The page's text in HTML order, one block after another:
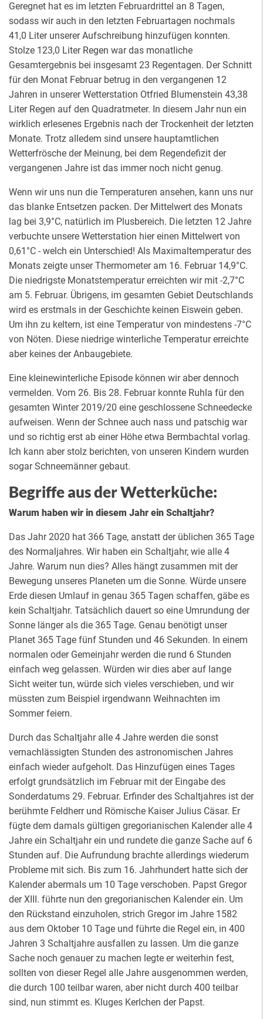
Geregnet hat es im letzten Februardrittel an 8 Tagen,
sodass wir auch in den letzten Februartagen nochmals
41,0 Liter unserer Aufschreibung hinzufügen konnten.
Stolze 123,0 Liter Regen war das monatliche
Gesamtergebnis bei insgesamt 23 Regentagen. Der Schnitt
für den Monat Februar betrug in den vergangenen 12
Jahren in unserer Wetterstation Otfried Blumenstein 43,38
Liter Regen auf den Quadratmeter. In diesem Jahr nun ein
wirklich erlesenes Ergebnis nach der Trockenheit der letzten
Monate. Trotz alledem sind unsere hauptamtlichen
Wetterfrösche der Meinung, bei dem Regendefizit der
vergangenen Jahre ist das immer noch nicht genug.
Wenn wir uns nun die Temperaturen ansehen, kann uns nur
das blanke Entsetzen packen. Der Mittelwert des Monats
lag bei 3,9°C, natürlich im Plusbereich. Die letzten 12 Jahre
verbuchte unsere Wetterstation hier einen Mittelwert von
0,61°C - welch ein Unterschied! Als Maximaltemperatur des
Monats zeigte unser Thermometer am 16. Februar 14,9°C.
Die niedrigste Monatstemperatur erreichten wir mit -2,7°C
am 5. Februar. Übrigens, im gesamten Gebiet Deutschlands
wird es erstmals in der Geschichte keinen Eiswein geben.
Um ihn zu keltern, ist eine Temperatur von mindestens -7°C
von Nöten. Diese niedrige winterliche Temperatur erreichte
aber keines der Anbaugebiete.
Eine kleinewinterliche Episode können wir aber dennoch
vermelden. Vom 26. Bis 28. Februar konnte Ruhla für den
gesamten Winter 2019/20 eine geschlossene Schneedecke
aufweisen. Wenn der Schnee auch nass und patschig war
und so richtig erst ab einer Höhe etwa Bermbachtal vorlag.
Ich kann aber stolz berichten, von unseren Kindern wurden
sogar Schneemänner gebaut.
Begriffe aus der Wetterküche:
Warum haben wir in diesem Jahr ein Schaltjahr?
Das Jahr 2020 hat 366 Tage, anstatt der üblichen 365 Tage
des Normaljahres. Wir haben ein Schaltjahr, wie alle 4
Jahre. Warum nun dies? Alles hängt zusammen mit der
Bewegung unseres Planeten um die Sonne. Würde unsere
Erde diesen Umlauf in genau 365 Tagen schaffen, gäbe es
kein Schaltjahr. Tatsächlich dauert so eine Umrundung der
Sonne länger als die 365 Tage. Genau benötigt unser
Planet 365 Tage fünf Stunden und 46 Sekunden. In einem
normalen oder Gemeinjahr werden die rund 6 Stunden
einfach weg gelassen. Würden wir dies aber auf lange
Sicht weiter tun, würde sich vieles verschieben, und wir
müssten zum Beispiel irgendwann Weihnachten im
Sommer feiern.
Durch das Schaltjahr alle 4 Jahre werden die sonst
vernachlässigten Stunden des astronomischen Jahres
einfach wieder aufgeholt. Das Hinzufügen eines Tages
erfolgt grundsätzlich im Februar mit der Eingabe des
Sonderdatums 29. Februar. Erfinder des Schaltjahres ist der
berühmte Feldherr und Römische Kaiser Julius Cäsar. Er
fügte dem damals gültigen gregorianischen Kalender alle 4
Jahre ein Schaltjahr ein und rundete die ganze Sache auf 6
Stunden auf. Die Aufrundung brachte allerdings wiederum
Probleme mit sich. Bis zum 16. Jahrhundert hatte sich der
Kalender abermals um 10 Tage verschoben. Papst Gregor
der XIII. führte nun den gregorianischen Kalender ein. Um
den Rückstand einzuholen, strich Gregor im Jahre 1582
aus dem Oktober 10 Tage und führte die Regel ein, in 400
Jahren 3 Schaltjahre ausfallen zu lassen. Um die ganze
Sache noch genauer zu machen legte er weiterhin fest,
sollten von dieser Regel alle Jahre ausgenommen werden,
die durch 100 teilbar waren, aber nicht durch 400 teilbar
sind, nun stimmt es. Kluges Kerlchen der Papst.